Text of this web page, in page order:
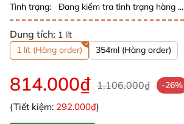
Tình trạng:
Đang kiểm tra tình trạng hàng ...
Dung tích: 1 lít
1 lít (Hàng order)
354ml (Hàng order)
814.000₫ 1.106.000₫ -26%
(Tiết kiệm: 292.000₫)